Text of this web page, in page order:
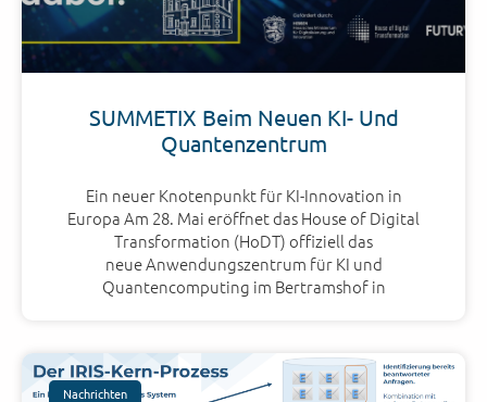
SUMMETIX Beim Neuen KI- Und
Quantenzentrum
Ein neuer Knotenpunkt für KI-Innovation in
Europa Am 28. Mai eröffnet das House of Digital
Transformation (HoDT) offiziell das
neue Anwendungszentrum für KI und
Quantencomputing im Bertramshof in
Nachrichten